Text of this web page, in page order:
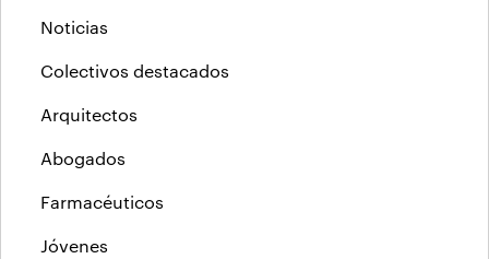
Noticias
Colectivos destacados
Arquitectos
Abogados
Farmacéuticos
Jóvenes